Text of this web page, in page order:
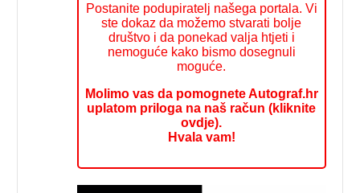
Postanite podupiratelj našega portala. Vi
ste dokaz da možemo stvarati bolje
društvo i da ponekad valja htjeti i
nemoguće kako bismo dosegnuli
moguće.
Molimo vas da pomognete Autograf.hr
uplatom priloga na naš račun (kliknite
ovdje).
Hvala vam!